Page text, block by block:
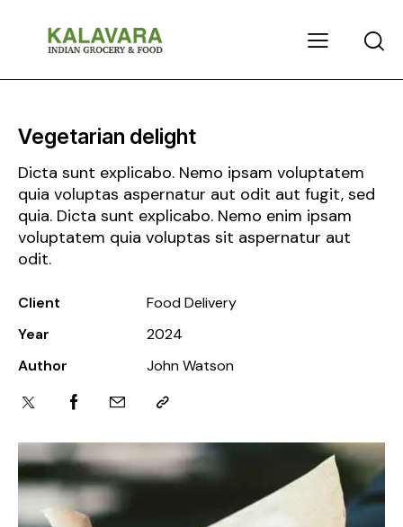
Vegetarian delight
Dicta sunt explicabo. Nemo ipsam voluptatem
quia voluptas aspernatur aut odit aut fugit, sed
quia. Dicta sunt explicabo. Nemo enim ipsam
voluptatem quia voluptas sit aspernatur aut
odit.
Client
Food Delivery
Year
2024
Author
John Watson